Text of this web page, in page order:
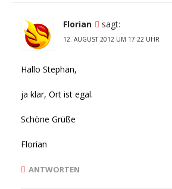
Florian sagt:
12. AUGUST 2012 UM 17:22 UHR
Hallo Stephan,
ja klar, Ort ist egal.
Schöne Grüße
Florian
ANTWORTEN